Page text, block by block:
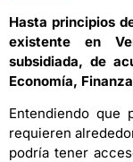
Hasta principios
existente en
subsidiada, de
Economía,
Entendiendo que
requieren
podría tener